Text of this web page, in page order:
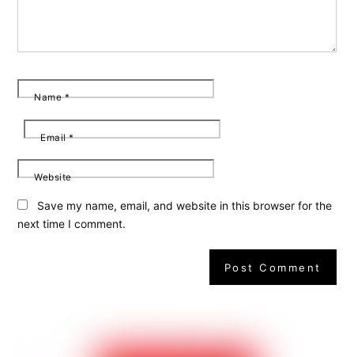
Name*
Email*
Website
Save my name, email, and website in this browser for the
next time I comment.